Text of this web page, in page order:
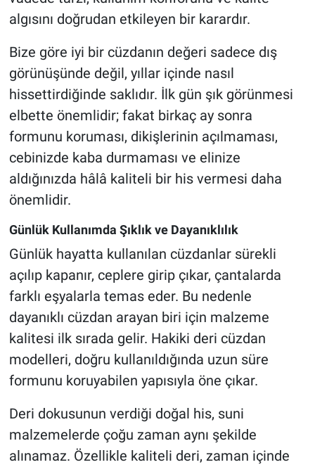
algısını doğrudan etkileyen bir karardır.
Bize göre iyi bir cüzdanın değeri sadece dış
görünüşünde değil, yıllar içinde nasıl
hissettirdiğinde saklıdır. İlk gün şık görünmesi
elbette önemlidir; fakat birkaç ay sonra
formunu koruması, dikişlerinin açılmaması,
cebinizde kaba durmaması ve elinize
aldığınızda hâlâ kaliteli bir his vermesi daha
önemlidir.
Günlük Kullanımda Şıklık ve Dayanıklılık
Günlük hayatta kullanılan cüzdanlar sürekli
açılıp kapanır, ceplere girip çıkar, çantalarda
farklı eşyalarla temas eder. Bu nedenle
dayanıklı cüzdan arayan biri için malzeme
kalitesi ilk sırada gelir. Hakiki deri cüzdan
modelleri, doğru kullanıldığında uzun süre
formunu koruyabilen yapısıyla öne çıkar.
Deri dokusunun verdiği doğal his, suni
malzemelerde çoğu zaman aynı şekilde
alınamaz. Özellikle kaliteli deri, zaman içinde